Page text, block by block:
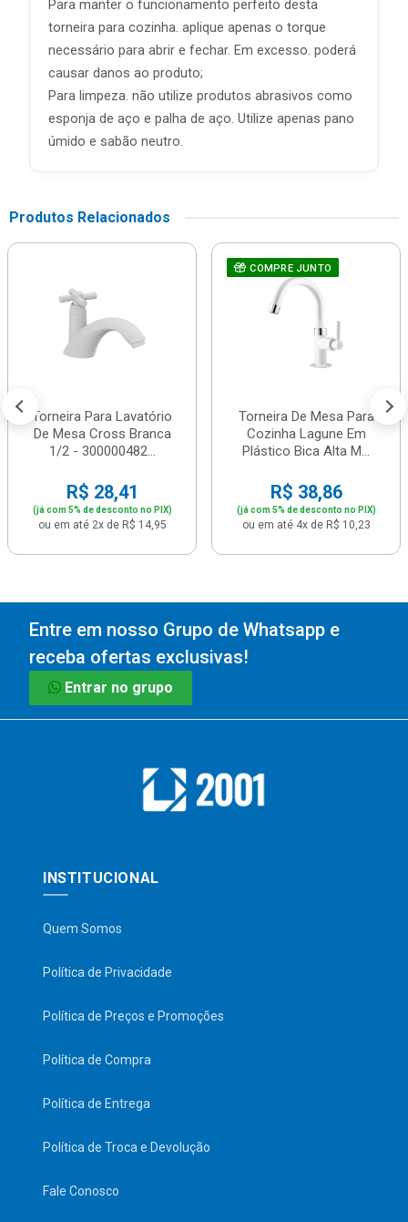
Para manter o funcionamento perfeito desta
torneira para cozinha. aplique apenas o torque
necessário para abrir e fechar. Em excesso. poderá
causar danos ao produto;
Para limpeza. não utilize produtos abrasivos como
esponja de aço e palha de aço. Utilize apenas pano
úmido e sabão neutro.
Produtos Relacionados
Torneira Para Lavatório
De Mesa Cross Branca
1/2 - 300000482...
R$ 28,41
(já com 5% de desconto no PIX)
ou em até 2x de R$ 14,95
COMPRE JUNTO
Torneira De Mesa Para
Cozinha Lagune Em
Plástico Bica Alta M...
R$ 38,86
(já com 5% de desconto no PIX)
ou em até 4x de R$ 10,23
Entre em nosso Grupo de Whatsapp e
receba ofertas exclusivas!
Entrar no grupo
INSTITUCIONAL
Quem Somos
Política de Privacidade
Política de Preços e Promoções
Política de Compra
Política de Entrega
Política de Troca e Devolução
Fale Conosco